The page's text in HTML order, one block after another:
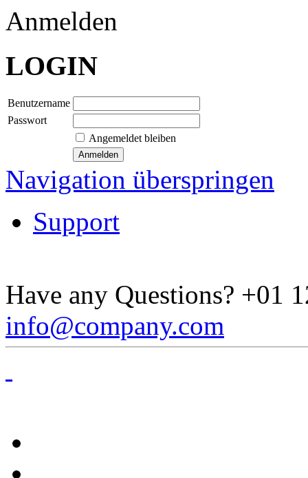
Anmelden
LOGIN
Benutzername
Passwort
Angemeldet bleiben
Navigation überspringen
Support
Have any Questions? +01
info@company.com